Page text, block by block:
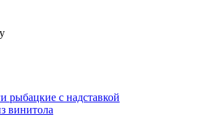
рыбацкие c надставкой
винитола